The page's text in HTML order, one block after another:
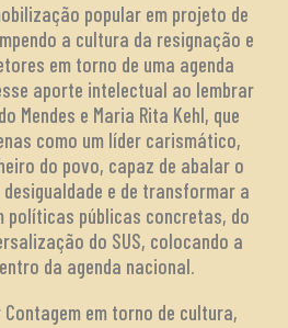
popular em projeto de
a cultura da resignação e
em torno de uma agenda
aporte intelectual ao lembrar
Mendes e Maria Rita Kehl, que
como um líder carismático,
do povo, capaz de abalar o
e de transformar a
políticas públicas concretas, do
do SUS, colocando a
da agenda nacional.
em torno de cultura,